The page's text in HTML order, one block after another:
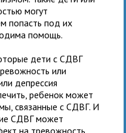
могут
попасть под их
помощь.
дети с СДВГ
или
депрессия
ребенок может
связанные с СДВГ. И
СДВГ может
на тревожность,